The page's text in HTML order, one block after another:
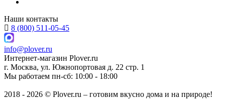
Наши контакты
8 (800) 511-05-45
info@plover.ru
Интернет-магазин Plover.ru
г. Москва, ул. Южнопортовая д. 22 стр. 1
Мы работаем пн-сб: 10:00 - 18:00
2018 - 2026 © Plover.ru – готовим вкусно дома и на природе!